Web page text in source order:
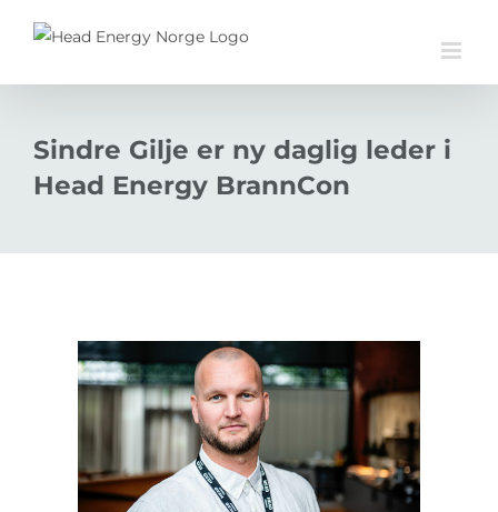
Sindre Gilje er ny daglig leder i
Head Energy BrannCon